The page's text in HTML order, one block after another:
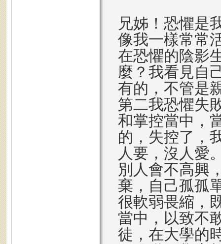
兄姊！恐懼是
像我一樣常常
在恐懼的陰影
麼？我看見自
有的，不管是
第二我恐懼失
和掌控當中，
的，失控了，
人要，沒人愛
別人會不高興
棄，自己孤孤
很軟弱畏縮，
當中，以致不
徒，在大學的